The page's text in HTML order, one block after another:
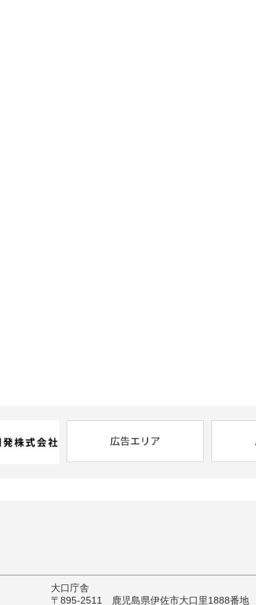
大口庁舎
〒895-2511 鹿児島県伊佐市大口里1888番地